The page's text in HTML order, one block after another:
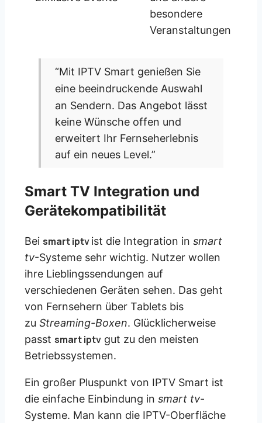
besondere
Veranstaltungen
“Mit IPTV Smart genießen Sie
eine beeindruckende Auswahl
an Sendern. Das Angebot lässt
keine Wünsche offen und
erweitert Ihr Fernseherlebnis
auf ein neues Level.”
Smart TV Integration und
Gerätekompatibilität
Bei smart iptvist die Integration in smart
tv-Systeme sehr wichtig. Nutzer wollen
ihre Lieblingssendungen auf
verschiedenen Geräten sehen. Das geht
von Fernsehern über Tablets bis
zu Streaming-Boxen. Glücklicherweise
passt smart iptv gut zu den meisten
Betriebssystemen.
Ein großer Pluspunkt von IPTV Smart ist
die einfache Einbindung in smart tv-
Systeme. Man kann die IPTV-Oberfläche